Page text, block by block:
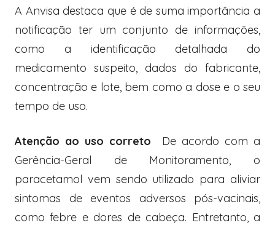
A Anvisa destaca que é de suma importância a
notificação ter um conjunto de informações,
como a identificação detalhada do
medicamento suspeito, dados do fabricante,
concentração e lote, bem como a dose e o seu
tempo de uso.
Atenção ao uso correto De acordo com a
Gerência-Geral de Monitoramento, o
paracetamol vem sendo utilizado para aliviar
sintomas de eventos adversos pós-vacinais,
como febre e dores de cabeça. Entretanto, a